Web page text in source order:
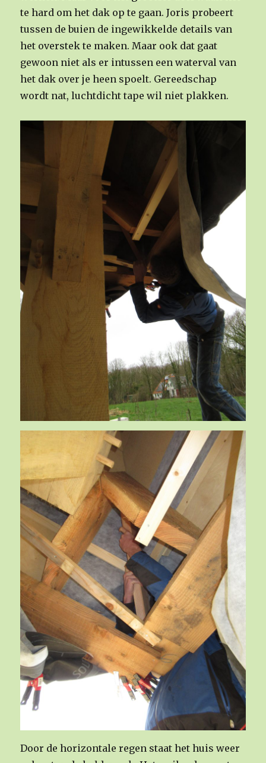
te hard om het dak op te gaan. Joris probeert
tussen de buien de ingewikkelde details van
het overstek te maken. Maar ook dat gaat
gewoon niet als er intussen een waterval van
het dak over je heen spoelt. Gereedschap
wordt nat, luchtdicht tape wil niet plakken.
Door de horizontale regen staat het huis weer